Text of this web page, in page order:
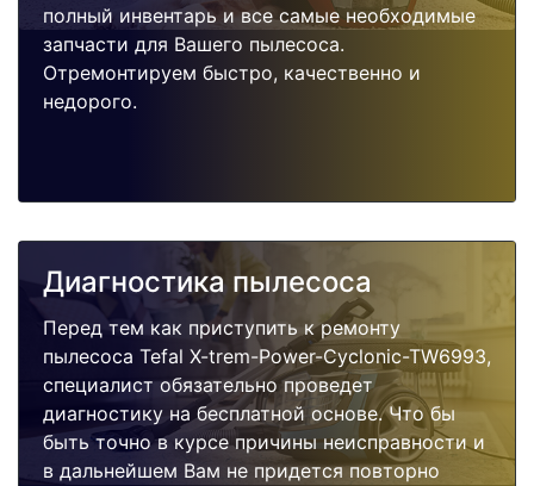
полный инвентарь и все самые необходимые
запчасти для Вашего пылесоса.
Отремонтируем быстро, качественно и
недорого.
Диагностика пылесоса
Перед тем как приступить к ремонту
пылесоса Tefal X-trem-Power-Cyclonic-TW6993,
специалист обязательно проведет
диагностику на бесплатной основе. Что бы
быть точно в курсе причины неисправности и
в дальнейшем Вам не придется повторно